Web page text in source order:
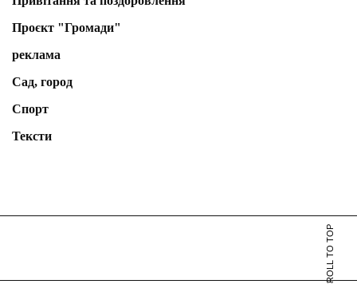
Проєкт "Громади"
реклама
Сад, город
Спорт
Тексти
SCROLL TO TOP